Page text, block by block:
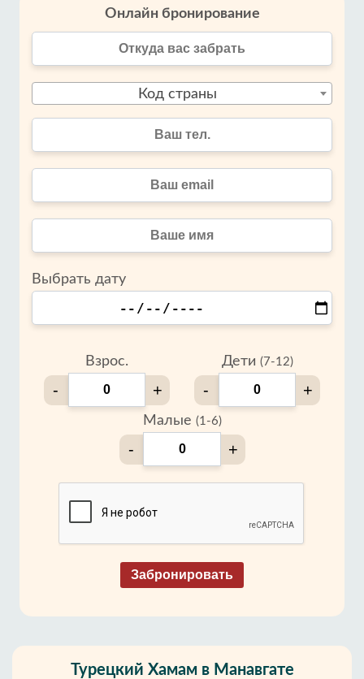
Онлайн бронирование
Код страны
Выбрать дату
Взрос.
- +
Дети (7-12)
- +
Малые (1-6)
- +
Забронировать
Турецкий Хамам в Манавгате